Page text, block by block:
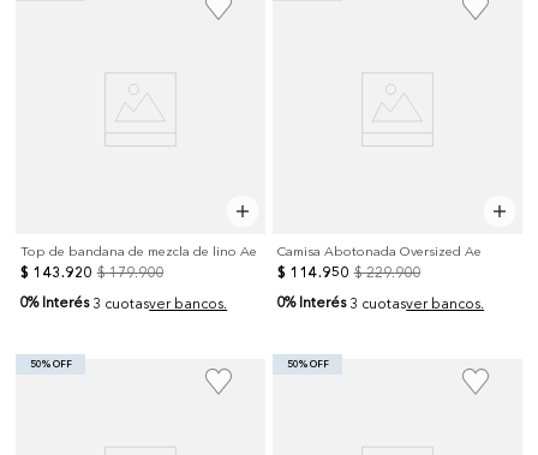
Top de bandana de mezcla de lino Ae
$ 143.920 $ 179.900
0% Interés 3 cuotasver bancos.
Camisa Abotonada Oversized Ae
$ 114.950 $ 229.900
0% Interés 3 cuotasver bancos.
50% OFF 50% OFF